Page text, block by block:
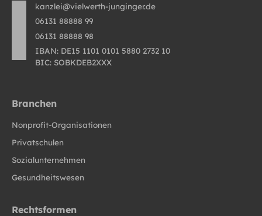
Branchen
Nonprofit-Organisationen
Privatschulen
Sozialunternehmen
Gesundheitswesen
Rechtsformen
kanzlei@vielwerth-junginger.de
06131 88888 99
06131 88888 98
IBAN: DE15 1101 0101 5880 2732 10
BIC: SOBKDEB2XXX